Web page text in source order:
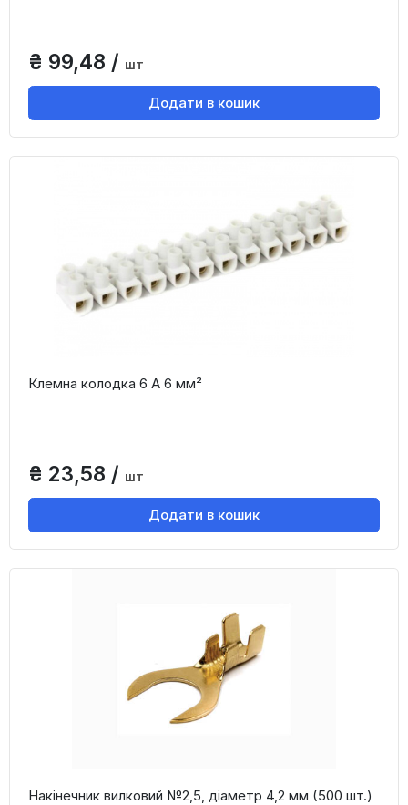
₴ 99,48 / шт
Додати в кошик
Клемна колодка 6 А 6 мм²
₴ 23,58 / шт
Додати в кошик
Накінечник вилковий №2,5, діаметр 4,2 мм (500 шт.)